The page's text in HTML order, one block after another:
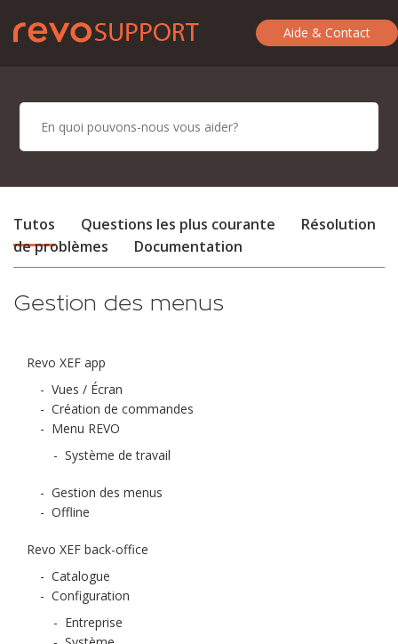
Aide & Contact
Tutos Questions les plus courante
Résolution
de problèmes
Documentation
Gestion des menus
Revo XEF app
- Vues / Écran
- Création de commandes
- Menu REVO
- Système de travail
- Gestion des menus
- Offline
Revo XEF back-office
- Catalogue
- Configuration
- Entreprise